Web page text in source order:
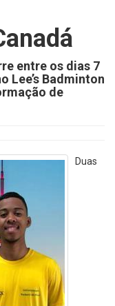
entre os dias 7
Lee’s Badminton
de
Duas